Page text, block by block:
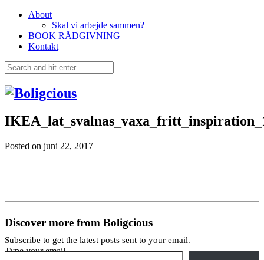
About
Skal vi arbejde sammen?
BOOK RÅDGIVNING
Kontakt
Posted on juni 22, 2017
Discover more from Boligcious
Subscribe to get the latest posts sent to your email.
Type your email…